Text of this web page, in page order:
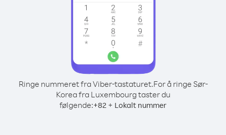
Ringe nummeret fra Viber-tastaturet.For å ringe Sør-
Korea fra Luxembourg taster du
følgende:+82 + Lokalt nummer